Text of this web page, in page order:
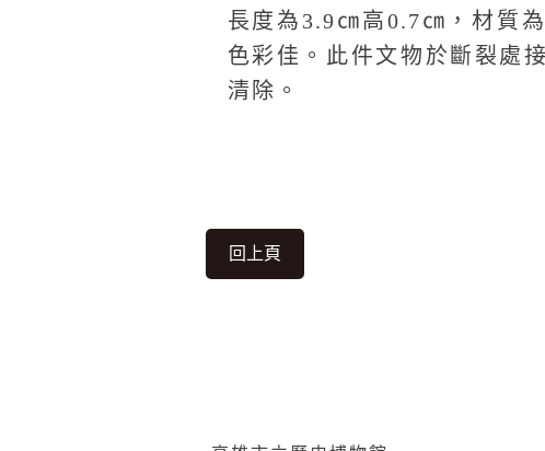
長度為3.9㎝高0.7㎝，材質
色彩佳。此件文物於斷裂處
清除。
回上頁